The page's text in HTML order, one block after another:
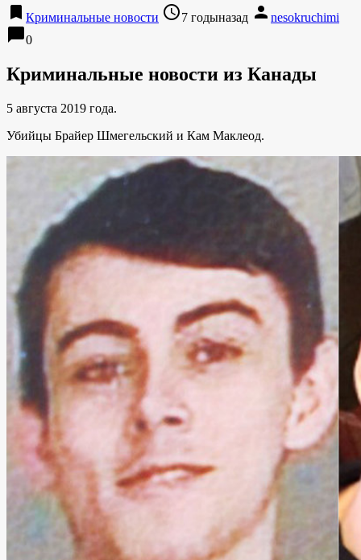
bookmark Криминальные новости access_time7 годыназад person nesokruchimi
chat_bubble0
Криминальные новости из Канады
5 августа 2019 года.
Убийцы Брайер Шмегельский и Кам Маклеод.